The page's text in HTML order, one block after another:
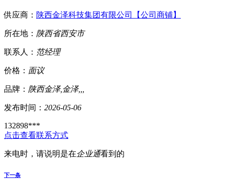
供应商： 陕西金泽科技集团有限公司【公司商铺】
所在地： 陕西省西安市
联系人： 范经理
价格： 面议
品牌： 陕西金泽,金泽,,,
发布时间： 2026-05-06
132898***
点击查看联系方式
来电时，请说明是在企业通看到的
下一条